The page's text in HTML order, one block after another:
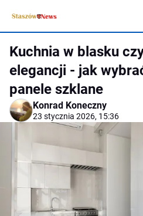
Kuchnia w blasku
elegancji - jak
panele szklane
Konrad Koneczny
23 stycznia 2026, 15:36